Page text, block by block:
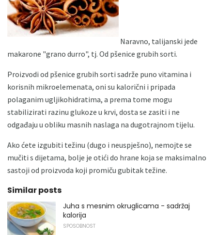
Naravno, talijanski jede
makarone "grano durro", tj. Od pšenice grubih sorti.
Proizvodi od pšenice grubih sorti sadrže puno vitamina i
korisnih mikroelemenata, oni su kalorični i pripada
polaganim ugljikohidratima, a prema tome mogu
stabilizirati razinu glukoze u krvi, dosta se zasiti i ne
odgađaju u obliku masnih naslaga na dugotrajnom tijelu.
Ako ćete izgubiti težinu (dugo i neuspješno), nemojte se
mučiti s dijetama, bolje je otići do hrane koja se maksimalno
sastoji od proizvoda koji promiču gubitak težine.
Similar posts
Juha s mesnim okruglicama - sadržaj
kalorija
SPOSOBNOST